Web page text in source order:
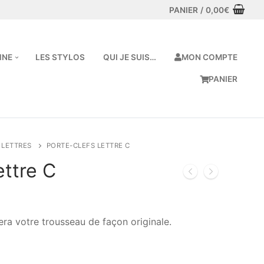
PANIER / 0,00€
LES STYLOS QUI JE SUIS… MON COMPTE
PANIER
LETTRES PORTE-CLEFS LETTRE C
C
votre trousseau de façon originale.